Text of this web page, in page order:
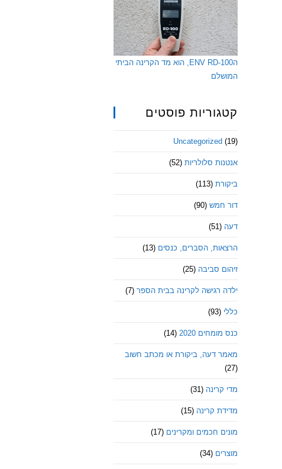
הENV RD-100, הוא מד הקרינה הביתי
המושלם
קטגוריות פוסטים
Uncategorized (19)
אנטנות סלולריות (52)
ביקורת (113)
דור חמש (90)
דעה (51)
הרצאות, הסברים, כנסים (13)
זיהום סביבה (25)
ילדה רגישה לקרינה בבית הספר (7)
כללי (93)
כנס מומחים 2020 (14)
מאמר דעה, ביקורת או מכתב חשוב
(27)
מדי קרינה (31)
מדידת קרינה (15)
מונים חכמים ומקרינים (17)
מוצרים (34)